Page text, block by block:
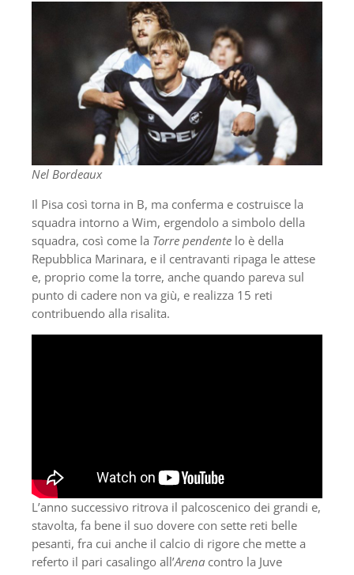
Nel Bordeaux
Il Pisa così torna in B, ma conferma e costruisce la
squadra intorno a Wim, ergendolo a simbolo della
squadra, così come la Torre pendente lo è della
Repubblica Marinara, e il centravanti ripaga le attese
e, proprio come la torre, anche quando pareva sul
punto di cadere non va giù, e realizza 15 reti
contribuendo alla risalita.
L’anno successivo ritrova il palcoscenico dei grandi e,
stavolta, fa bene il suo dovere con sette reti belle
pesanti, fra cui anche il calcio di rigore che mette a
referto il pari casalingo all’Arena contro la Juve